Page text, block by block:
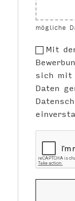
mögliche
Mit
sich mit
Daten